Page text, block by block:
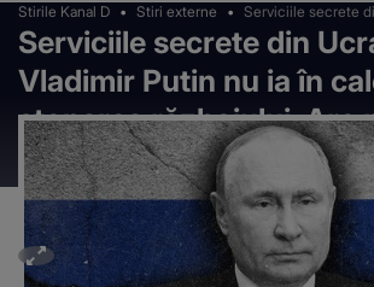
Stirile Kanal D Stiri externe
Serviciile secrete
Putin nu ia în calcul
Are planuri de
Serviciile secrete din
Vladimir Putin nu ia în
stoparea războiului. Are
restaurare a Imperiului